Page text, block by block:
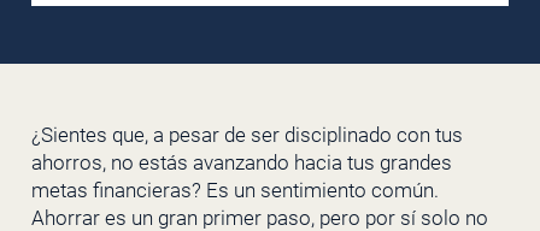
¿Sientes que, a pesar de ser disciplinado con tus
ahorros, no estás avanzando hacia tus grandes
metas financieras? Es un sentimiento común.
Ahorrar es un gran primer paso, pero por sí solo no